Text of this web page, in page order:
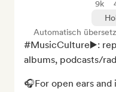
9k
Automatisch
#MusicCulture▶️:
albums, podcasts/
🎧For open ears and